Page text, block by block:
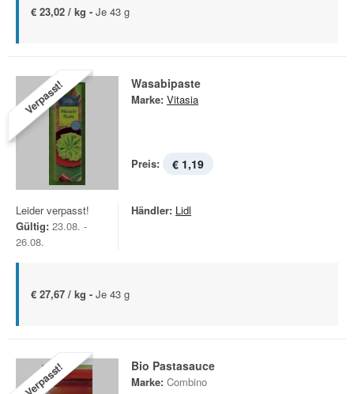
€ 23,02 / kg - Je 43 g
Verpasst! Wasabipaste
Marke: Vitasia
Preis: € 1,19
Leider verpasst!
Gültig: 23.08. -
26.08.
Händler: Lidl
€ 27,67 / kg - Je 43 g
Verpasst! Bio Pastasauce
Marke: Combino